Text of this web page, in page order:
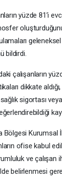
yüzde 81’i
bildirdi.
çalışanların
dikkate
sigortası
Bölgesi Kurumsal
ofise kabul
ve çalışan
belirlenmesi